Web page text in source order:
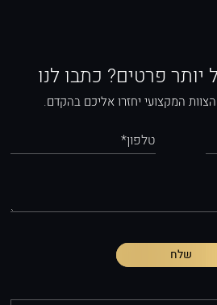
יותר פרטים? כתבו לנו
המקצועי יחזרו אליכם בהקדם.
טלפון*
שלח